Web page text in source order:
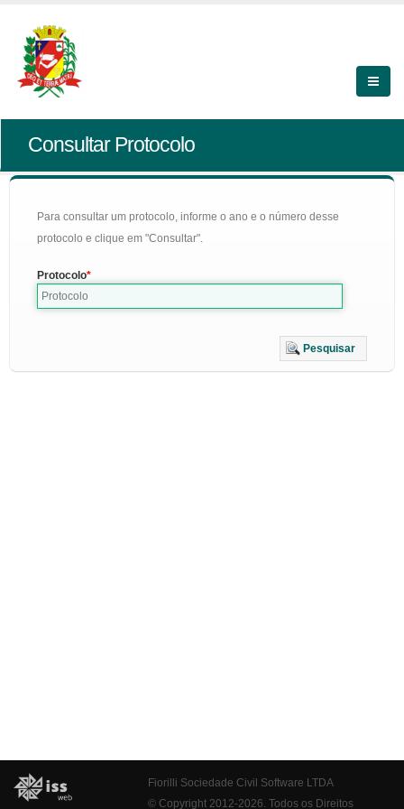
Consultar Protocolo
Para consultar um protocolo, informe o ano e o número desse
protocolo e clique em "Consultar".
Protocolo
Pesquisar
Fiorilli Sociedade Civil Software LTDA
© Copyright 2012-2026. Todos os Direitos